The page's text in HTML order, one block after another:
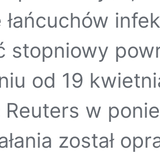
łańcuchów
stopniowy
od 19
w
został